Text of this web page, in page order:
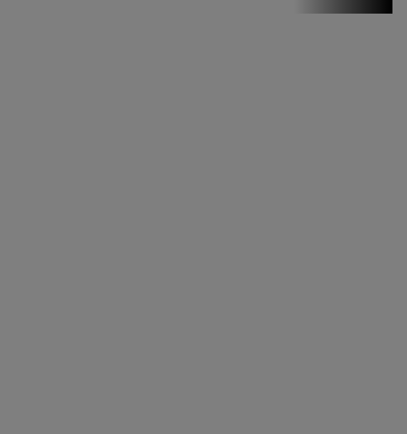
Stirile PRO TV